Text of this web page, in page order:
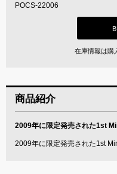
POCS-22006
在庫情報は購
商品紹介
2009年に限定発売された1st
2009年に限定発売された1st